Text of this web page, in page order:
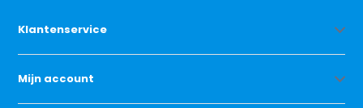
Klantenservice
Mijn account